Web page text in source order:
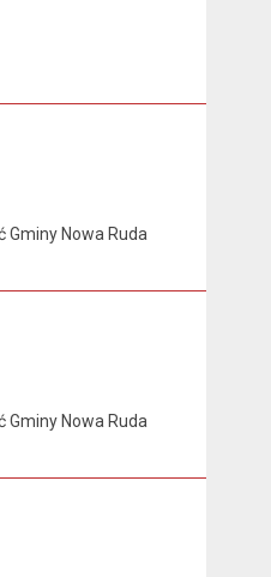
Nowa Ruda
Nowa Ruda